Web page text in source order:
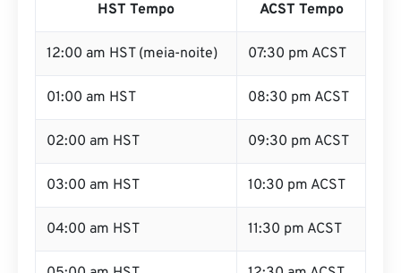
HST Tempo ACST Tempo
12:00 am HST (meia-noite) 07:30 pm ACST
01:00 am HST 08:30 pm ACST
02:00 am HST 09:30 pm ACST
03:00 am HST 10:30 pm ACST
04:00 am HST 11:30 pm ACST